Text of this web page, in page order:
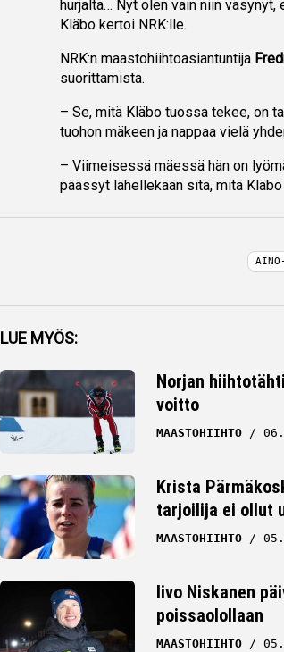
hurjalta… Nyt olen vain niin
Kläbo kertoi NRK:lle.
NRK:n maastohiihtoasiantuntija
suorittamista.
– Se, mitä Kläbo tuossa tekee, on
tuohon mäkeen ja nappaa vielä
– Viimeisessä mäessä hän on
päässyt lähellekään sitä, mitä
Facebook
Twitter
Whatsapp
LUE MYÖS:
Norjan
voitto
MAASTOHIIHTO
Krista
tarjoilija ei ollut
MAASTOHIIHTO
Iivo Niskanen
poissaolollaan
MAASTOHIIHTO